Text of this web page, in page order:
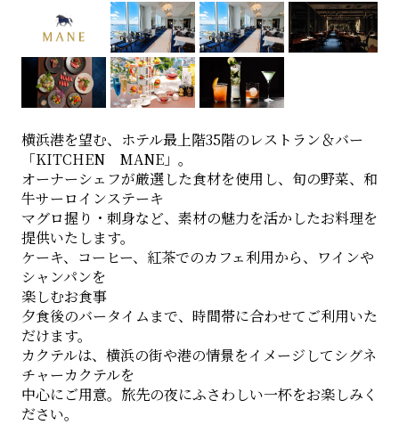
横浜港を望む、ホテル最上階35階のレストラン＆バー
「KITCHEN MANE」。
オーナーシェフが厳選した食材を使用し、旬の野菜、和
牛サーロインステーキ
マグロ握り・刺身など、素材の魅力を活かしたお料理を
提供いたします。
ケーキ、コーヒー、紅茶でのカフェ利用から、ワインや
シャンパンを
楽しむお食事
夕食後のバータイムまで、時間帯に合わせてご利用いた
だけます。
カクテルは、横浜の街や港の情景をイメージしてシグネ
チャーカクテルを
中心にご用意。旅先の夜にふさわしい一杯をお楽しみく
ださい。